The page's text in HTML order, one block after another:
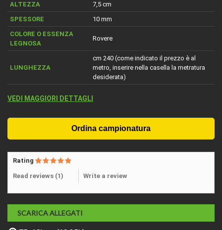
ALTEZZA
7,5 cm
SPESSORE
10 mm
COLORE O ESSENZA
LEGNOSA
Rovere
LUNGHEZZA
cm 240 (come indicato il prezzo è al
metro, inserire nella casella la metratura
desiderata)
VEDI MAGGIORI DETTAGLI
Rating
Read reviews (1) Write a review
SCARICA ALLEGATI